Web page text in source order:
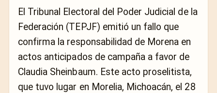
El Tribunal Electoral del Poder Judicial de la
Federación (TEPJF) emitió un fallo que
confirma la responsabilidad de Morena en
actos anticipados de campaña a favor de
Claudia Sheinbaum. Este acto proselitista,
que tuvo lugar en Morelia, Michoacán, el 28